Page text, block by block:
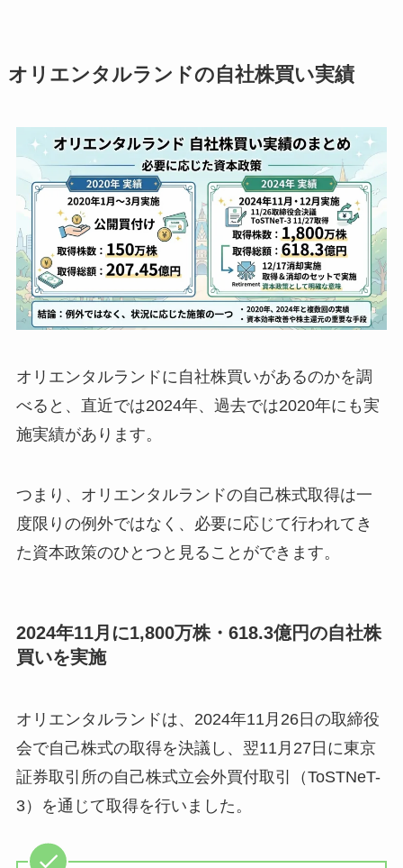
オリエンタルランドの自社株買い実績
オリエンタルランドに自社株買いがあるのかを調
べると、直近では2024年、過去では2020年にも実
施実績があります。
つまり、オリエンタルランドの自己株式取得は一
度限りの例外ではなく、必要に応じて行われてき
た資本政策のひとつと見ることができます。
2024年11月に1,800万株・618.3億円の自社株
買いを実施
オリエンタルランドは、2024年11月26日の取締役
会で自己株式の取得を決議し、翌11月27日に東京
証券取引所の自己株式立会外買付取引（ToSTNeT-
3）を通じて取得を行いました。